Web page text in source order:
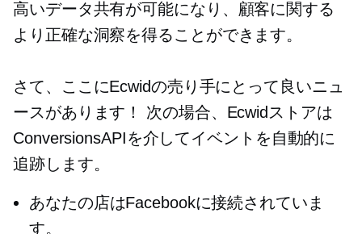
高いデータ共有が可能になり、顧客に関する
より正確な洞察を得ることができます。
さて、ここにEcwidの売り手にとって良いニュ
ースがあります！ 次の場合、Ecwidストアは
ConversionsAPIを介してイベントを自動的に
追跡します。
あなたの店はFacebookに接続されていま
す。